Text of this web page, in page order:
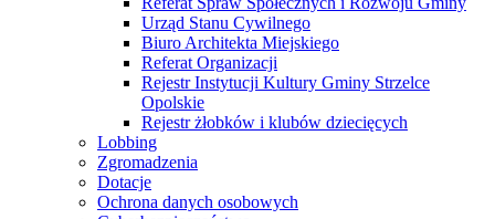
Urząd Stanu Cywilnego
Biuro Architekta Miejskiego
Referat Organizacji
Rejestr Instytucji Kultury Gminy Strzelce
Opolskie
Rejestr żłobków i klubów dziecięcych
Lobbing
Zgromadzenia
Dotacje
Ochrona danych osobowych